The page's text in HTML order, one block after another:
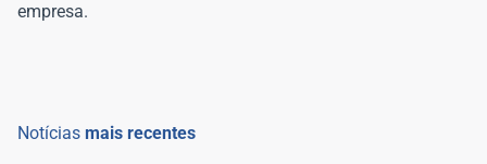
empresa.
Notícias mais recentes